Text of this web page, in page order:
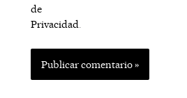
de
Privacidad